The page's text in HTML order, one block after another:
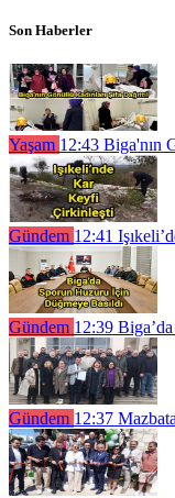
Son Haberler
Yaşam 12:43 Biga'nın
Gündem 12:41
Gündem 12:39
Gündem 12:37